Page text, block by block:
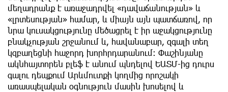
մեղադրանք է առաջադրվել «դավաճանության» և
«լրտեսության» համար, և միայն այն պատճառով, որ
նրա կուսակցությունը մեծացրել է իր աջակցությունը
բնակչության շրջանում և, հավանաբար, զգալի տեղ
կզբաղեցնի հաջորդ խորհրդարանում։ Փաշինյանը
ակնհայտորեն բլեֆ է անում պնդելով ԵԱՏՄ-ից դուրս
գալու դեպքում Արևմուտքի կողմից որոշակի
առասպելական օգնություն մասին խոսելով և